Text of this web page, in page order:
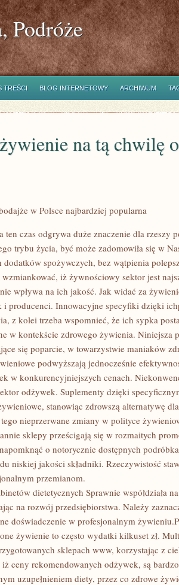
Podróże
TREŚCI BLOG INTERNETOWY ARCHIWUM
na tą chwilę
w Polsce najbardziej popularna
ten czas odgrywa duże znaczenie dla rzeszy
trybu życia, być może zadomowiła się w
dodatków spożywczych, bez wątpienia
wzmiankować, iż żywnościowy sektor jest
wpływa na ich jakość. Jak widać za
i producenci. Innowacyjne specyfiki dzięki
z kolei trzeba wspomnieć, że ich sypka
w kontekście zdrowego żywienia. Niniejsza
się poparcie, w towarzystwie maniaków
podwyższają jednocześnie
w konkurencyjniejszych cenach.
odżywek. Suplementy dzięki
stanowiąc zdrowszą alternatywę
nieprzerwane zmiany w polityce
sklepy prześcigają się w rozmaitych
o notorycznie dostępnych
niskiej jakości składniki. Rzeczywistość
przemianom.
dietetycznych Sprawnie współdziała
na rozwój przedsiębiorstwa. Należy
doświadczenie w profesjonalnym
żywienie to często wydatki kilkuset zł.
sklepach www, korzystając z
ceny rekomendowanych odżywek, są
uzupełnieniem diety, przez co zdrowe